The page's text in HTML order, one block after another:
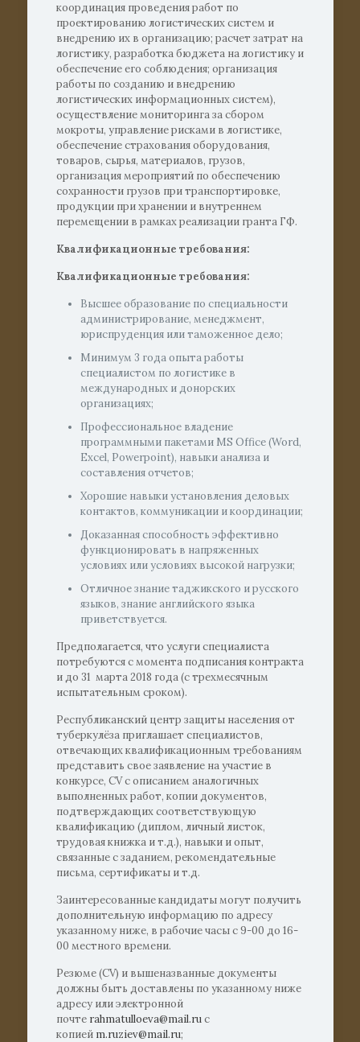
координация проведения работ по
проектированию логистических систем и
внедрению их в организацию; расчет затрат на
логистику, разработка бюджета на логистику и
обеспечение его соблюдения; организация
работы по созданию и внедрению
логистических информационных систем),
осуществление мониторинга за сбором
мокроты, управление рисками в логистике,
обеспечение страхования оборудования,
товаров, сырья, материалов, грузов,
организация мероприятий по обеспечению
сохранности грузов при транспортировке,
продукции при хранении и внутреннем
перемещении в рамках реализации гранта ГФ.
Квалификационные требования:
Квалификационные требования:
Высшее образование по специальности
администрирование, менеджмент,
юриспруденция или таможенное дело;
Минимум 3 года опыта работы
специалистом по логистике в
международных и донорских
организациях;
Профессиональное владение
программными пакетами MS Office (Word,
Excel, Powerpoint), навыки анализа и
составления отчетов;
Хорошие навыки установления деловых
контактов, коммуникации и координации;
Доказанная способность эффективно
функционировать в напряженных
условиях или условиях высокой нагрузки;
Отличное знание таджикского и русского
языков, знание английского языка
приветствуется.
Предполагается, что услуги специалиста
потребуются с момента подписания контракта
и до 31 марта 2018 года (с трехмесячным
испытательным сроком).
Республиканский центр защиты населения от
туберкулёза приглашает специалистов,
отвечающих квалификационным требованиям
представить свое заявление на участие в
конкурсе, CV с описанием аналогичных
выполненных работ, копии документов,
подтверждающих соответствующую
квалификацию (диплом, личный листок,
трудовая книжка и т.д.), навыки и опыт,
связанные с заданием, рекомендательные
письма, сертификаты и т.д.
Заинтересованные кандидаты могут получить
дополнительную информацию по адресу
указанному ниже, в рабочие часы с 9-00 до 16-
00 местного времени.
Резюме (CV) и вышеназванные документы
должны быть доставлены по указанному ниже
адресу или электронной
почте rahmatulloeva@mail.ruс
копией m.ruziev@mail.ru;